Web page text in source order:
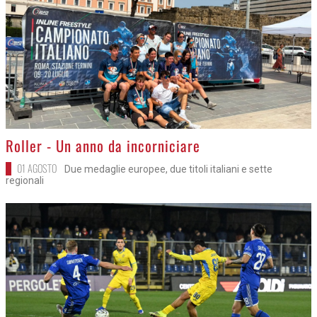
>
Roller - Un anno da incorniciare
01 AGOSTO
Due medaglie europee, due titoli italiani e sette
regionali